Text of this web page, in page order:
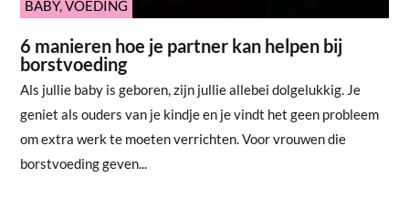
BABY,VOEDING
6 manieren hoe je partner kan helpen bij
borstvoeding
Als jullie baby is geboren, zijn jullie allebei dolgelukkig. Je
geniet als ouders van je kindje en je vindt het geen probleem
om extra werk te moeten verrichten. Voor vrouwen die
borstvoeding geven...